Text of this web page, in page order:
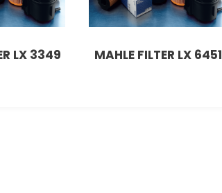
MAHLE FILTER LX 6451
LX 3349